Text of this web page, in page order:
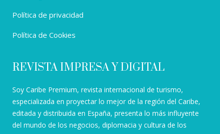
Política de privacidad
Política de Cookies
REVISTA IMPRESA Y DIGITAL
Soy Caribe Premium, revista internacional de turismo,
especializada en proyectar lo mejor de la región del Caribe,
editada y distribuida en España, presenta lo más influyente
del mundo de los negocios, diplomacia y cultura de los